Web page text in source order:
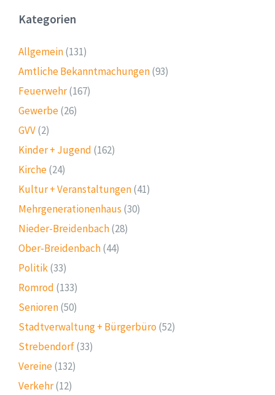
Kategorien
Allgemein(131)
Amtliche Bekanntmachungen(93)
Feuerwehr(167)
Gewerbe(26)
GVV(2)
Kinder + Jugend (162)
Kirche(24)
Kultur + Veranstaltungen(41)
Mehrgenerationenhaus (30)
Nieder-Breidenbach(28)
Ober-Breidenbach(44)
Politik(33)
Romrod (133)
Senioren(50)
Stadtverwaltung + Bürgerbüro (52)
Strebendorf(33)
Vereine(132)
Verkehr(12)